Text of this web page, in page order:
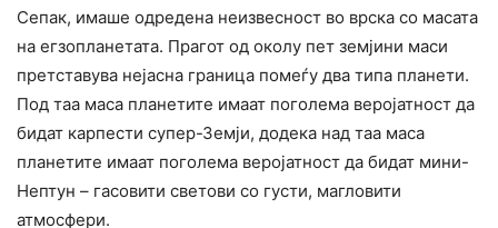
Сепак, имаше одредена неизвесност во врска со масата
на егзопланетата. Прагот од околу пет земјини маси
претставува нејасна граница помеѓу два типа планети.
Под таа маса планетите имаат поголема веројатност да
бидат карпести супер-Земји, додека над таа маса
планетите имаат поголема веројатност да бидат мини-
Нептун – гасовити светови со густи, магловити
атмосфери.